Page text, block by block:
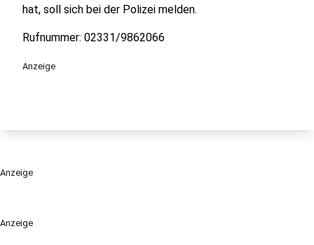
Anzeige
hat, soll sich bei der Polizei melden.
Rufnummer: 02331/9862066
Anzeige
Anzeige